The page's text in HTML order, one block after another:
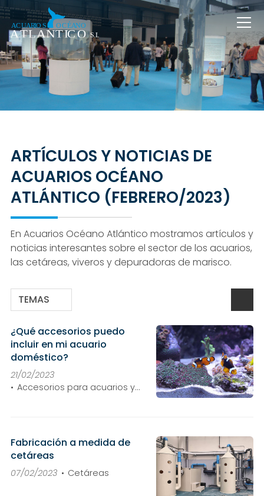
ARTÍCULOS Y NOTICIAS DE
ACUARIOS OCÉANO
ATLÁNTICO (FEBRERO/2023)
En Acuarios Océano Atlántico mostramos artículos y
noticias interesantes sobre el sector de los acuarios,
las cetáreas, viveros y depuradoras de marisco.
TEMAS
¿Qué accesorios puedo
incluir en mi acuario
doméstico?
21/02/2023
Accesorios para acuarios y
Fabricación a medida de
cetáreas
07/02/2023 Cetáreas